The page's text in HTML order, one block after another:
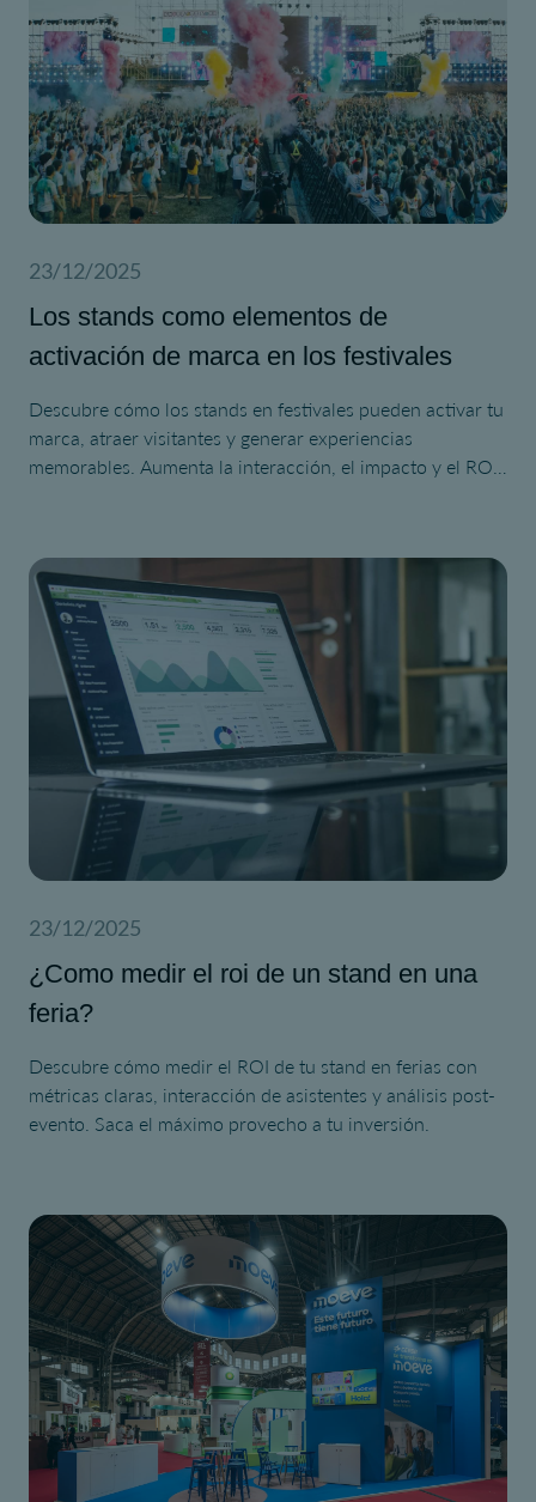
23/12/2025
Los stands como elementos de
activación de marca en los festivales
Descubre cómo los stands en festivales pueden activar tu
marca, atraer visitantes y generar experiencias
memorables. Aumenta la interacción, el impacto y el ROI
23/12/2025
¿Como medir el roi de un stand en una
feria?
Descubre cómo medir el ROI de tu stand en ferias con
métricas claras, interacción de asistentes y análisis post-
evento. Saca el máximo provecho a tu inversión.